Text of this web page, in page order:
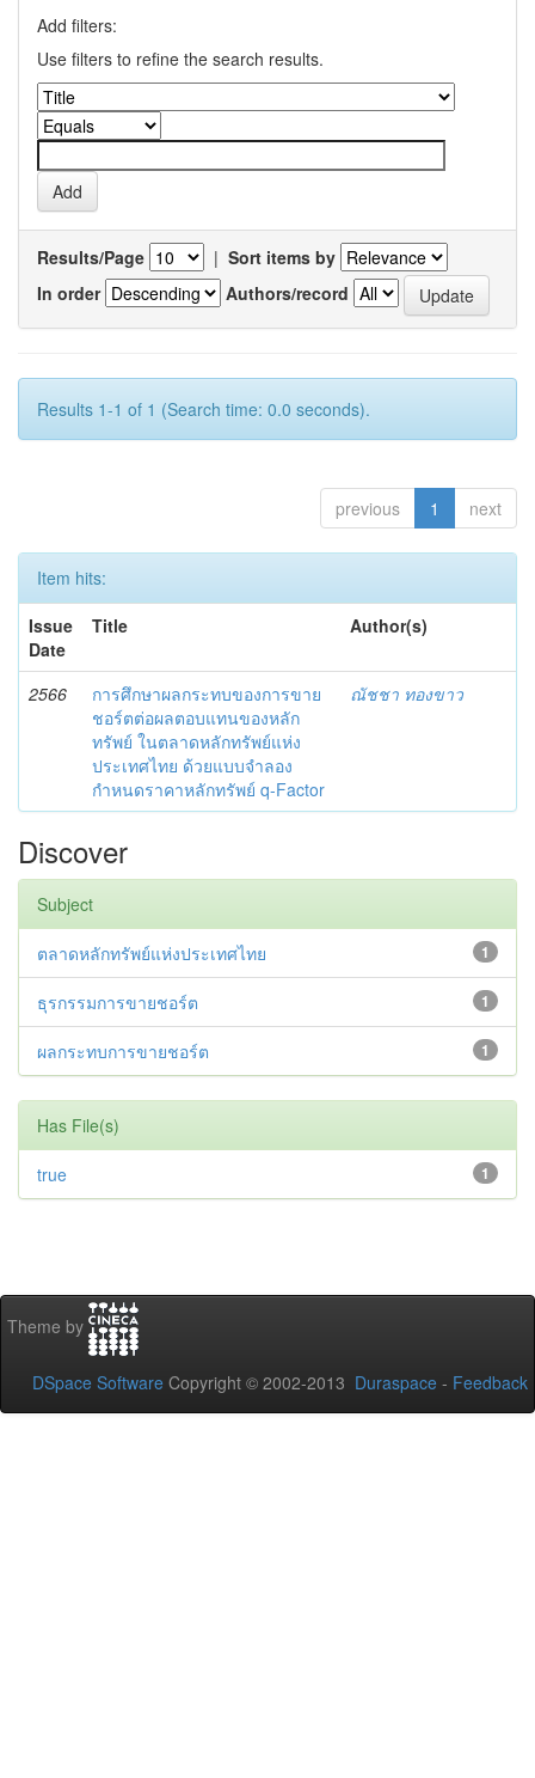
Add filters:
Use filters to refine the search results.
Results/Page | Sort items by
In order
Authors/record
Results 1-1 of 1 (Search time: 0.0 seconds).
previous 1 next
Item hits:
Issue
Date
Title Author(s)
2566
การศึกษาผลกระทบของการขาย
ชอร์ตต่อผลตอบแทนของหลัก
ทรัพย์ ในตลาดหลักทรัพย์แห่ง
ประเทศไทย ด้วยแบบจำลอง
กำหนดราคาหลักทรัพย์ q-Factor
ณัชชา ทองขาว
Discover
Subject
1
ตลาดหลักทรัพย์แห่งประเทศไทย
1
ธุรกรรมการขายชอร์ต
1
ผลกระทบการขายชอร์ต
Has File(s)
1
true
Theme by
DSpace Software Copyright © 2002-2013 Duraspace - Feedback